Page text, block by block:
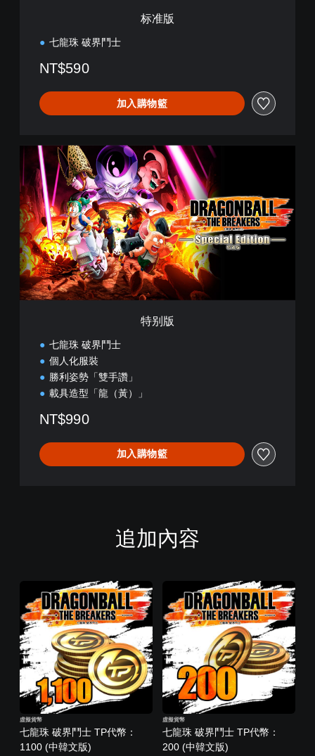
标准版
七龍珠 破界鬥士
NT$590
加入購物籃
特
版
特别版
七龍珠 破界鬥士
個人化服裝
勝利姿勢「雙手讚」
載具造型「龍（黃）」
NT$990
加入購物籃
追加內容
七龍珠 破界鬥士 TP代幣：
1100 (中韓文版)
虛擬貨幣
七龍珠 破界鬥士 TP代幣：
200 (中韓文版)
虛擬貨幣